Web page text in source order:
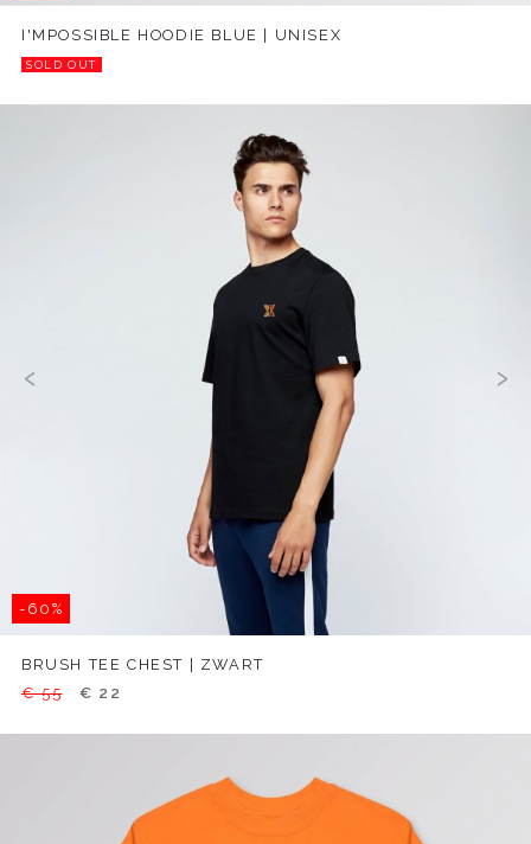
I'MPOSSIBLE HOODIE BLUE | UNISEX
SOLD OUT
-60%
‹ ›
BRUSH TEE CHEST | ZWART
€ 55
€ 22